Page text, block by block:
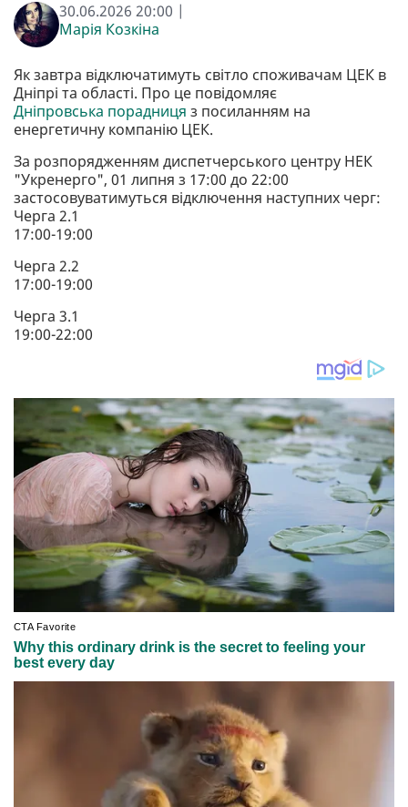
30.06.2026 20:00 |
Марія Козкіна
Як завтра відключатимуть світло споживачам ЦЕК в
Дніпрі та області. Про це повідомляє
Дніпровська порадниця з посиланням на
енергетичну компанію ЦЕК.
За розпорядженням диспетчерського центру НЕК
"Укренерго", 01 липня з 17:00 до 22:00
застосовуватимуться відключення наступних черг:
Черга 2.1
17:00-19:00
Черга 2.2
17:00-19:00
Черга 3.1
19:00-22:00